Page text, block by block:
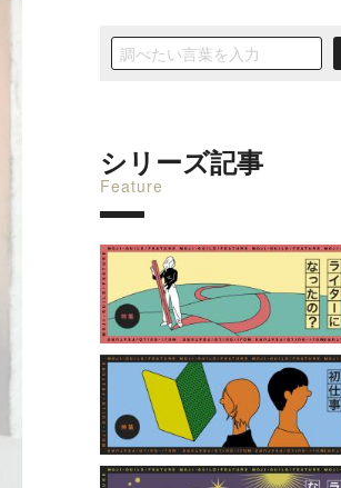
シリーズ記事
Feature